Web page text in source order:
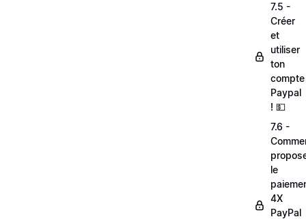
7.5 -
Créer
et
utiliser
ton
compte
Paypal
! 💵
7.6 -
le
4X
PayPal